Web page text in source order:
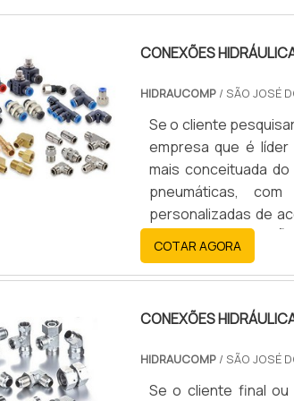
CONEXÕES
HIDRAUCOMP / SÃO JOSÉ
Se o cliente
empresa que é líder
mais conceituada
pneumáticas,
personalizadas de
SOBRE AS
eficientes de
atuação. A
Amplo catálogo de
demandas.Tudo
pneumáticas, é
COTAR AGORA
CONEXÕES
HIDRAUCOMP / SÃO JOSÉ
Se o cliente final ou